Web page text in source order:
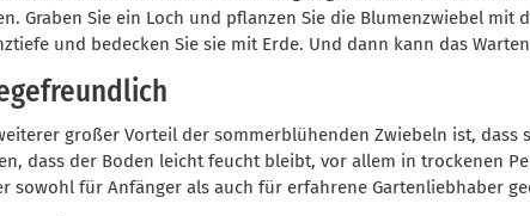
Graben Sie ein Loch und pflanzen Sie die Blumenzwiebel
und bedecken Sie sie mit Erde. Und dann kann das
großer Vorteil der sommerblühenden Zwiebeln ist,
dass der Boden leicht feucht bleibt, vor allem in trockenen
sowohl für Anfänger als auch für erfahrene Gartenliebhaber